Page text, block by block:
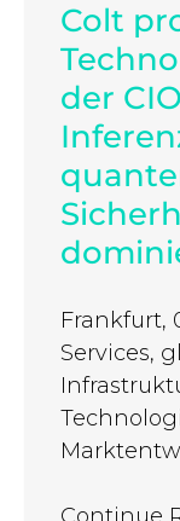
Colt
der
Frankfurt,
Services,